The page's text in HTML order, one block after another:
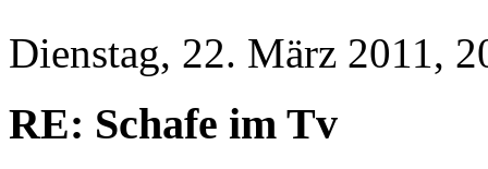
Dienstag, 22. März 2011,
RE: Schafe im Tv